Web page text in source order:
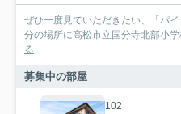
ぜひ一度見ていただきたい、「パ
分の場所に高松市立国分寺北部小
る
募集中の部屋
102